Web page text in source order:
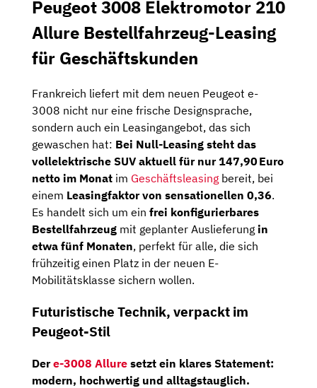
Peugeot 3008 Elektromotor 210
Allure Bestellfahrzeug-Leasing
für Geschäftskunden
Frankreich liefert mit dem neuen Peugeot e-
3008 nicht nur eine frische Designsprache,
sondern auch ein Leasingangebot, das sich
gewaschen hat: Bei Null-Leasing steht das
vollelektrische SUV aktuell für nur 147,90 Euro
netto im Monat im Geschäftsleasing bereit, bei
einem Leasingfaktor von sensationellen 0,36.
Es handelt sich um ein frei konfigurierbares
Bestellfahrzeug mit geplanter Auslieferung in
etwa fünf Monaten, perfekt für alle, die sich
frühzeitig einen Platz in der neuen E-
Mobilitätsklasse sichern wollen.
Futuristische Technik, verpackt im
Peugeot-Stil
Dere-3008 Allure setzt ein klares Statement:
modern, hochwertig und alltagstauglich.